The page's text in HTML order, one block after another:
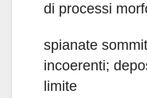
di processi
spianate
incoerenti;
limite